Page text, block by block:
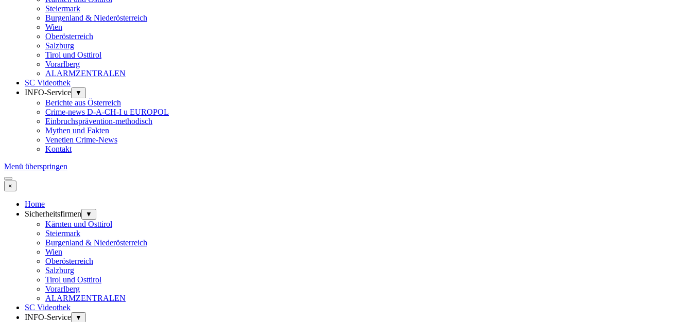
Steiermark
Burgenland & Niederösterreich
Wien
Oberösterreich
Salzburg
Tirol und Osttirol
Vorarlberg
ALARMZENTRALEN
SC Videothek
INFO-Service
▼
Berichte aus Österreich
Crime-news D-A-CH-I u EUROPOL
Einbruchsprävention-methodisch
Mythen und Fakten
Venetien Crime-News
Kontakt
Menü überspringen
×
Home
Sicherheitsfirmen
▼
Kärnten und Osttirol
Steiermark
Burgenland & Niederösterreich
Wien
Oberösterreich
Salzburg
Tirol und Osttirol
Vorarlberg
ALARMZENTRALEN
SC Videothek
INFO-Service
▼